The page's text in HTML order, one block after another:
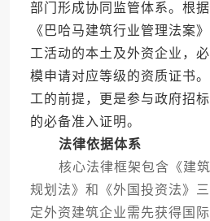
部门形成协同监管体系。根
《巴哈马建筑行业管理法案
工活动的本土及外资企业，
模申请对应等级的资质证书
工的前提，更是参与政府招
的必备准入证明。
法律依据体系
核心法律框架包含《建筑
规划法》和《外国投资法》
定外资建筑企业需先获得国